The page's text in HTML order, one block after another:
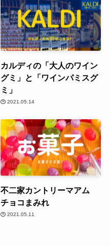
カルディの「大人のワイン
グミ」と「ワインパミスグ
ミ」
2021.05.14
不二家カントリーマアム
チョコまみれ
2021.05.11